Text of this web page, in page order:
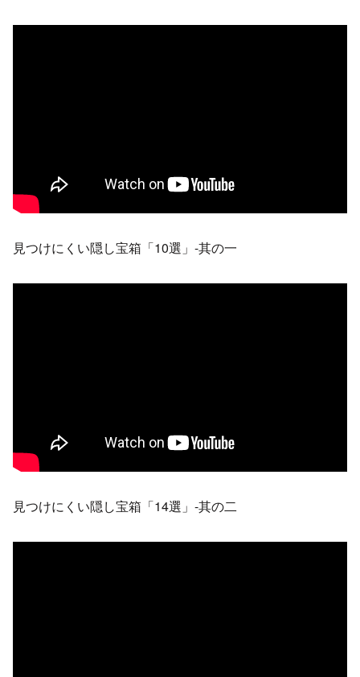
見つけにくい隠し宝箱「10選」-其の一
見つけにくい隠し宝箱「14選」-其の二